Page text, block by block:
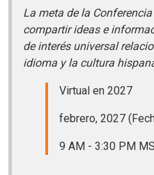
La meta de la
compartir ideas e
de interés universal
idioma y la cultura
Virtual en 2027
febrero, 2027
9 AM - 3:30 PM